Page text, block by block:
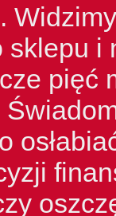
sklepu i
pięć